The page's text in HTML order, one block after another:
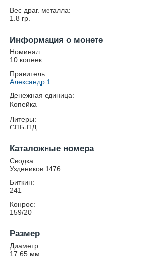
Вес драг. металла:
1.8 гр.
Информация о монете
Номинал:
10 копеек
Правитель:
Александр 1
Денежная единица:
Копейка
Литеры:
СПБ-ПД
Каталожные номера
Сводка:
Уздеников 1476
Биткин:
241
Конрос:
159/20
Размер
Диаметр:
17.65 мм